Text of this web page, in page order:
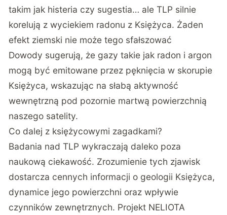
takim jak histeria czy sugestia… ale TLP silnie
korelują z wyciekiem radonu z Księżyca. Żaden
efekt ziemski nie może tego sfałszować
Dowody sugerują, że gazy takie jak radon i argon
mogą być emitowane przez pęknięcia w skorupie
Księżyca, wskazując na słabą aktywność
wewnętrzną pod pozornie martwą powierzchnią
naszego satelity.
Co dalej z księżycowymi zagadkami?
Badania nad TLP wykraczają daleko poza
naukową ciekawość. Zrozumienie tych zjawisk
dostarcza cennych informacji o geologii Księżyca,
dynamice jego powierzchni oraz wpływie
czynników zewnętrznych. Projekt NELIOTA